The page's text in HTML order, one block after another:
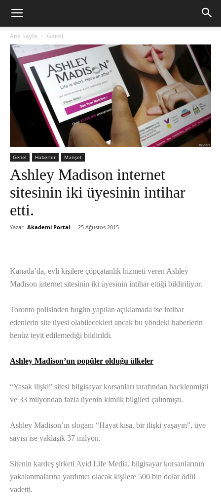
Ana Sayfa Genel
Genel Haberler Manşet
Ashley Madison internet
sitesinin iki üyesinin intihar
etti.
Yazar: Akademi Portal - 25 Ağustos 2015
Kanada’da, evli kişilere çöpçatanlık hizmeti veren Ashley
Madison internet sitesinin iki üyesinin intihar ettiği bildiriliyor.
Toronto polisinden bugün yapılan açıklamada ise intihar
edenlerin site üyesi olabilecekleri ancak bu yöndeki haberlerin
henüz teyit edilemediği bildirildi.
Ashley Madison’un popüler olduğu ülkeler
“Yasak ilişki” sitesi bilgisayar korsanları tarafından hacklenmişti
ve 33 milyondan fazla üyenin kimlik bilgileri çalınmıştı.
Ashley Madison’ın sloganı “Hayat kısa, bir ilişki yaşayın”, üye
sayısı ise yaklaşık 37 milyon.
Sitenin kardeş şirketi Avid Life Media, bilgisayar korsanlarının
yakalanmalarına yardımcı olacak kişilere 500 bin dolar ödül
vadetti.